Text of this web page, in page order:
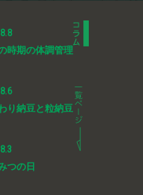
時期の体調管理
り納豆と粒納豆
つの日